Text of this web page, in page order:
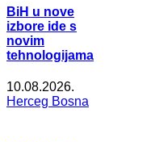
BiH u nove
izbore ide s
novim
tehnologijama
10.08.2026.
Herceg Bosna